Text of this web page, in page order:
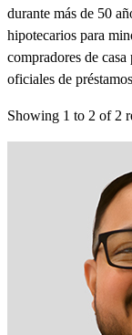
durante más de 50
hipotecarios para
compradores de
oficiales de
Showing 1 to 2 of 2